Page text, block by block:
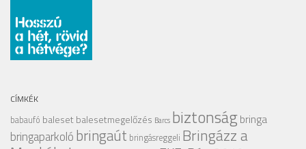
CÍMKÉK
babaufó balesetbalesetmegelőzés Barcs biztonságbringa
bringaparkolóbringaút bringásreggeli Bringázz a